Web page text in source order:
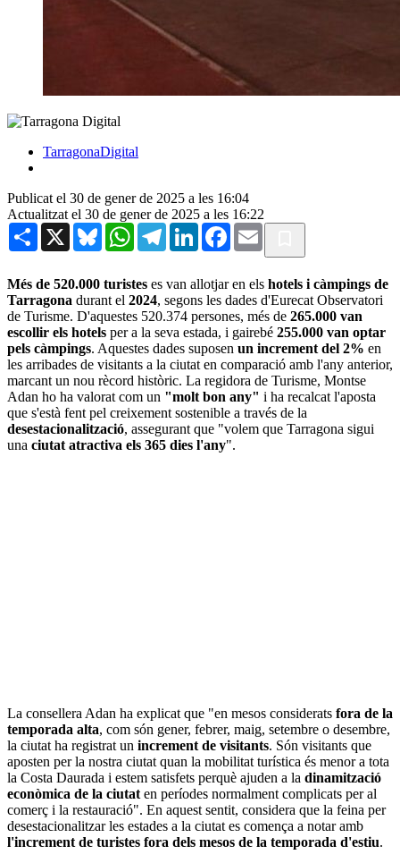
TarragonaDigital
Publicat el 30 de gener de 2025 a les 16:04
Actualitzat el 30 de gener de 2025 a les 16:22
Share X BlueskyWhatsAppTelegramLinkedInFacebook
Email
Més de 520.000 turistes es van allotjar en els hotels i càmpings de
Tarragona durant el 2024, segons les dades d'Eurecat Observatori
de Turisme. D'aquestes 520.374 persones, més de 265.000 van
escollir els hotels per a la seva estada, i gairebé 255.000 van optar
pels càmpings. Aquestes dades suposen un increment del 2% en
les arribades de visitants a la ciutat en comparació amb l'any anterior,
marcant un nou rècord històric. La regidora de Turisme, Montse
Adan ho ha valorat com un "molt bon any" i ha recalcat l'aposta
que s'està fent pel creixement sostenible a través de la
desestacionalització, assegurant que "volem que Tarragona sigui
una ciutat atractiva els 365 dies l'any".
La consellera Adan ha explicat que "en mesos considerats fora de la
temporada alta, com són gener, febrer, maig, setembre o desembre,
la ciutat ha registrat un increment de visitants. Són visitants que
aposten per la nostra ciutat quan la mobilitat turística és menor a tota
la Costa Daurada i estem satisfets perquè ajuden a la dinamització
econòmica de la ciutat en períodes normalment complicats per al
comerç i la restauració". En aquest sentit, considera que la feina per
desestacionalitzar les estades a la ciutat es comença a notar amb
l'increment de turistes fora dels mesos de la temporada d'estiu.